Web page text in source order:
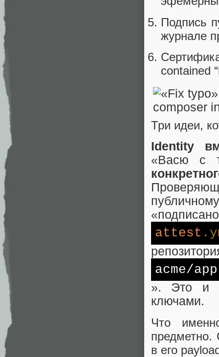
Подпись
журнале
contained
Три идеи,
Identity
«Васю с
attest
acme/app
». Это и
ключами.
Что
предметно.
в его